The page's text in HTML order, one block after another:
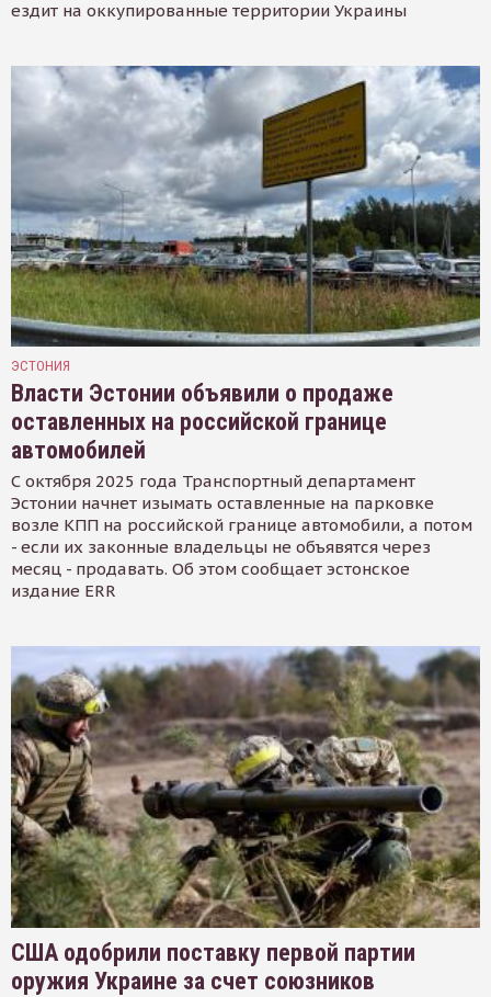
ездит на оккупированные территории Украины
ЭСТОНИЯ
Власти Эстонии объявили о продаже
оставленных на российской границе
автомобилей
С октября 2025 года Транспортный департамент
Эстонии начнет изымать оставленные на парковке
возле КПП на российской границе автомобили, а потом
- если их законные владельцы не объявятся через
месяц - продавать. Об этом сообщает эстонское
издание ERR
США одобрили поставку первой партии
оружия Украине за счет союзников